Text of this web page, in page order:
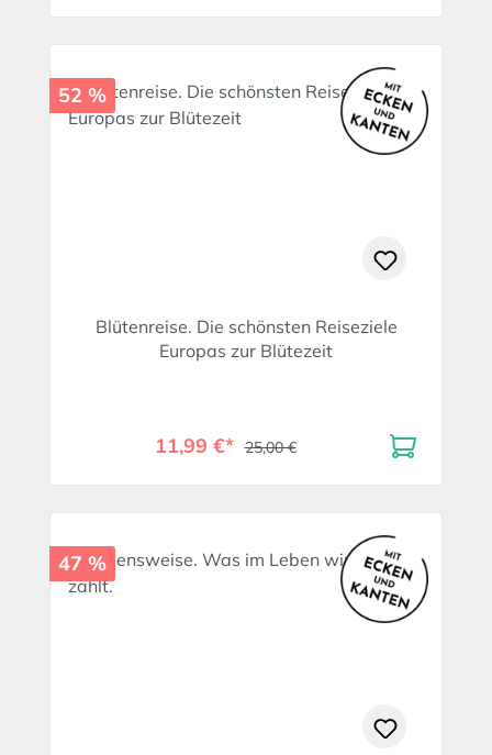
52 %
Blütenreise. Die schönsten Reiseziele
Europas zur Blütezeit
11,99 €* 25,00 €
47 %